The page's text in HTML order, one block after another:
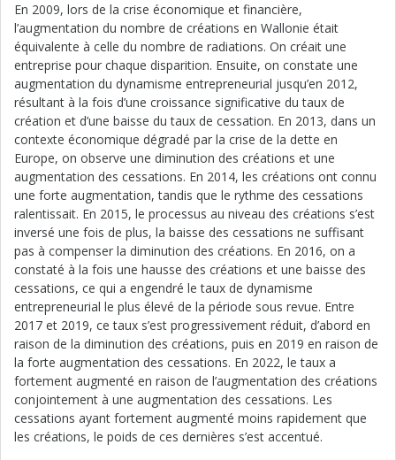
En 2009, lors de la crise économique et financière,
l’augmentation du nombre de créations en Wallonie était
équivalente à celle du nombre de radiations. On créait une
entreprise pour chaque disparition. Ensuite, on constate une
augmentation du dynamisme entrepreneurial jusqu’en 2012,
résultant à la fois d’une croissance significative du taux de
création et d’une baisse du taux de cessation. En 2013, dans un
contexte économique dégradé par la crise de la dette en
Europe, on observe une diminution des créations et une
augmentation des cessations. En 2014, les créations ont connu
une forte augmentation, tandis que le rythme des cessations
ralentissait. En 2015, le processus au niveau des créations s’est
inversé une fois de plus, la baisse des cessations ne suffisant
pas à compenser la diminution des créations. En 2016, on a
constaté à la fois une hausse des créations et une baisse des
cessations, ce qui a engendré le taux de dynamisme
entrepreneurial le plus élevé de la période sous revue. Entre
2017 et 2019, ce taux s’est progressivement réduit, d’abord en
raison de la diminution des créations, puis en 2019 en raison de
la forte augmentation des cessations. En 2022, le taux a
fortement augmenté en raison de l’augmentation des créations
conjointement à une augmentation des cessations. Les
cessations ayant fortement augmenté moins rapidement que
les créations, le poids de ces dernières s’est accentué.